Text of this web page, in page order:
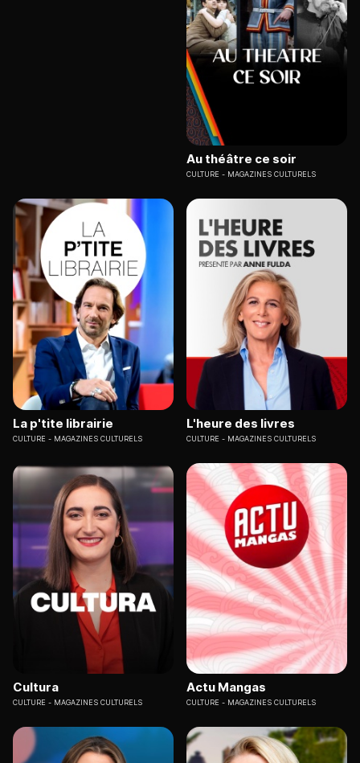
Au théâtre ce soir
CULTURE MAGAZINES CULTURELS
La p'tite librairie
CULTURE MAGAZINES CULTURELS
L'heure des livres
CULTURE MAGAZINES CULTURELS
Cultura
CULTURE MAGAZINES CULTURELS
Actu Mangas
CULTURE MAGAZINES CULTURELS